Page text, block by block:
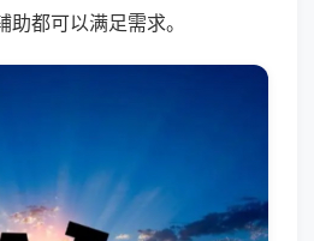
都可以满足需求。